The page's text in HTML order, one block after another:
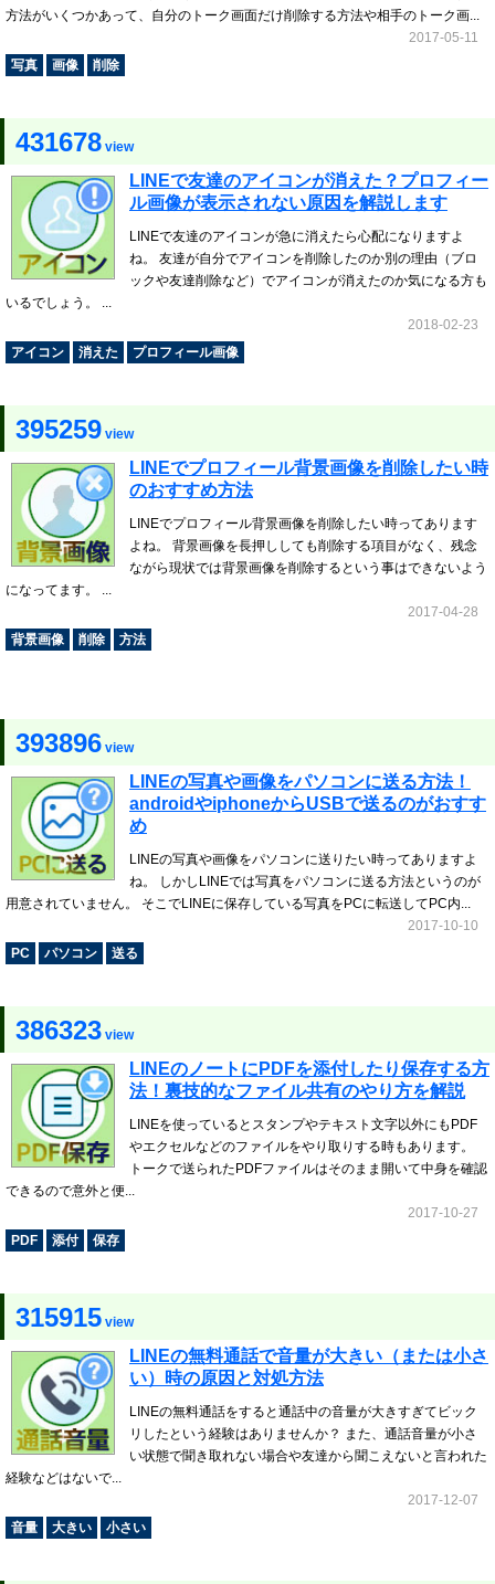
方法がいくつかあって、自分のトーク画面だけ削除する方法や相手のトーク画...
2017-05-11
写真
画像 削除
431678 view
LINEで友達のアイコンが消えた？プロフィー
ル画像が表示されない原因を解説します
LINEで友達のアイコンが急に消えたら心配になりますよ
ね。 友達が自分でアイコンを削除したのか別の理由（ブロ
ックや友達削除など）でアイコンが消えたのか気になる方も
いるでしょう。 ...
2018-02-23
アイコン
消えた プロフィール画像
395259 view
LINEでプロフィール背景画像を削除したい時
のおすすめ方法
LINEでプロフィール背景画像を削除したい時ってあります
よね。 背景画像を長押ししても削除する項目がなく、残念
ながら現状では背景画像を削除するという事はできないよう
になってます。 ...
2017-04-28
背景画像
削除 方法
393896 view
LINEの写真や画像をパソコンに送る方法！
androidやiphoneからUSBで送るのがおすす
め
LINEの写真や画像をパソコンに送りたい時ってありますよ
ね。 しかしLINEでは写真をパソコンに送る方法というのが
用意されていません。 そこでLINEに保存している写真をPCに転送してPC内...
2017-10-10
PC
パソコン 送る
386323 view
LINEのノートにPDFを添付したり保存する方
法！裏技的なファイル共有のやり方を解説
LINEを使っているとスタンプやテキスト文字以外にもPDF
やエクセルなどのファイルをやり取りする時もあります。
トークで送られたPDFファイルはそのまま開いて中身を確認
できるので意外と便...
2017-10-27
PDF
添付 保存
315915 view
LINEの無料通話で音量が大きい（または小さ
い）時の原因と対処方法
LINEの無料通話をすると通話中の音量が大きすぎてビック
リしたという経験はありませんか？ また、通話音量が小さ
い状態で聞き取れない場合や友達から聞こえないと言われた
経験などはないで...
2017-12-07
音量
大きい 小さい